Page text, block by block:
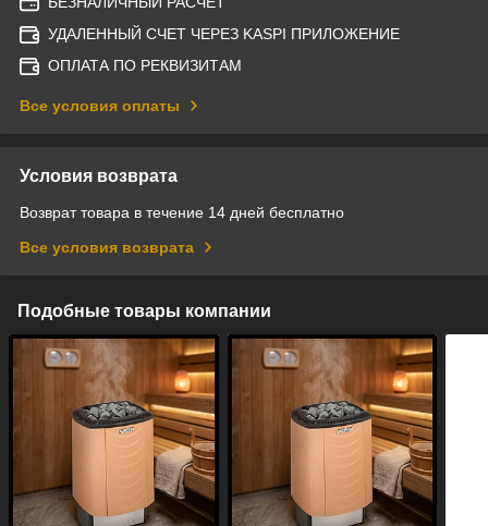
УДАЛЕННЫЙ СЧЕТ ЧЕРЕЗ KASPI ПРИЛОЖЕНИЕ
ОПЛАТА ПО РЕКВИЗИТАМ
Все условия оплаты
Условия возврата
Возврат товара в течение 14 дней бесплатно
Все условия возврата
Подобные товары компании